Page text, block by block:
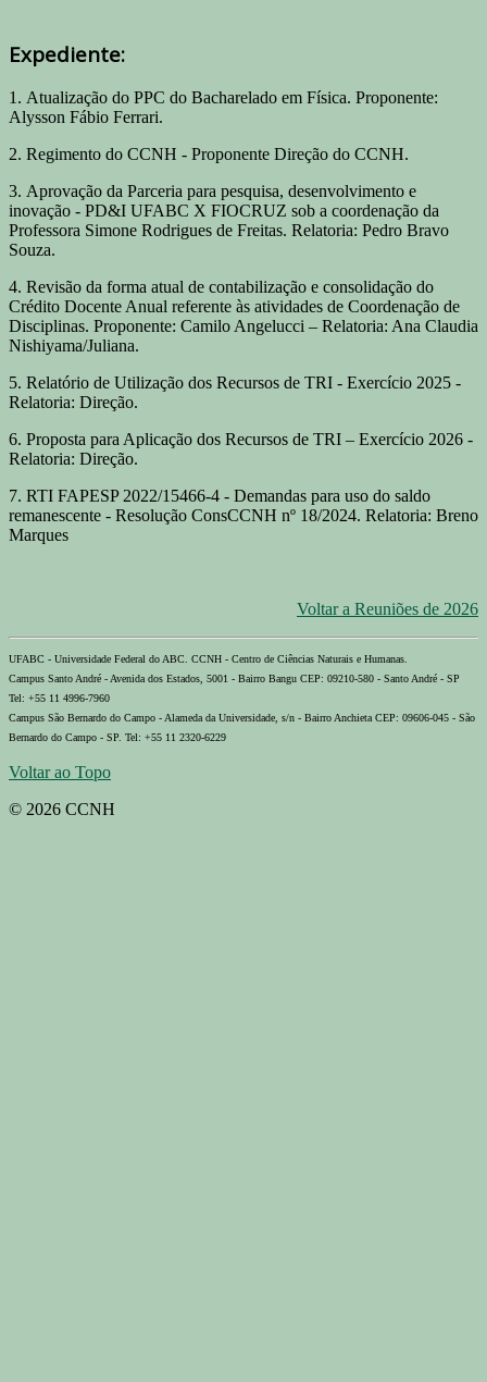
Expediente:
1. Atualização do PPC do Bacharelado em Física. Proponente:
Alysson Fábio Ferrari.
2. Regimento do CCNH - Proponente Direção do CCNH.
3. Aprovação da Parceria para pesquisa, desenvolvimento e
inovação - PD&I UFABC X FIOCRUZ sob a coordenação da
Professora Simone Rodrigues de Freitas. Relatoria: Pedro Bravo
Souza.
4. Revisão da forma atual de contabilização e consolidação do
Crédito Docente Anual referente às atividades de Coordenação de
Disciplinas. Proponente: Camilo Angelucci – Relatoria: Ana Claudia
Nishiyama/Juliana.
5. Relatório de Utilização dos Recursos de TRI - Exercício 2025 -
Relatoria: Direção.
6. Proposta para Aplicação dos Recursos de TRI – Exercício 2026 -
Relatoria: Direção.
7. RTI FAPESP 2022/15466-4 - Demandas para uso do saldo
remanescente - Resolução ConsCCNH nº 18/2024. Relatoria: Breno
Marques
Voltar a Reuniões de 2026
UFABC - Universidade Federal do ABC. CCNH - Centro de Ciências Naturais e Humanas.
Campus Santo André - Avenida dos Estados, 5001 - Bairro Bangu CEP: 09210-580 - Santo André - SP
Tel: +55 11 4996-7960
Campus São Bernardo do Campo - Alameda da Universidade, s/n - Bairro Anchieta CEP: 09606-045 - São
Bernardo do Campo - SP. Tel: +55 11 2320-6229
Voltar ao Topo
© 2026 CCNH